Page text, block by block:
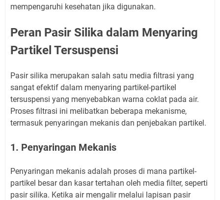
mempengaruhi kesehatan jika digunakan.
Peran Pasir Silika dalam Menyaring
Partikel Tersuspensi
Pasir silika merupakan salah satu media filtrasi yang
sangat efektif dalam menyaring partikel-partikel
tersuspensi yang menyebabkan warna coklat pada air.
Proses filtrasi ini melibatkan beberapa mekanisme,
termasuk penyaringan mekanis dan penjebakan partikel.
1. Penyaringan Mekanis
Penyaringan mekanis adalah proses di mana partikel-
partikel besar dan kasar tertahan oleh media filter, seperti
pasir silika. Ketika air mengalir melalui lapisan pasir